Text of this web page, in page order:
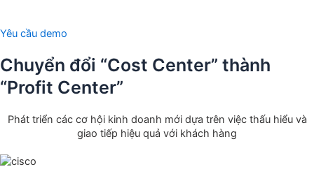
Yêu cầu demo
Chuyển đổi “Cost Center” thành
“Profit Center”
Phát triển các cơ hội kinh doanh mới dựa trên việc thấu hiểu và
giao tiếp hiệu quả với khách hàng